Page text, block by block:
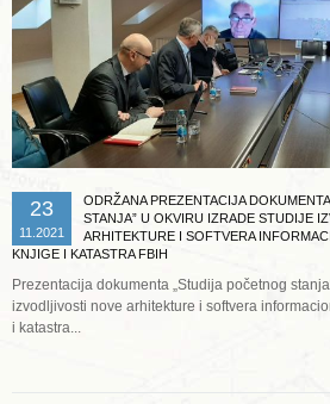
23
11.2021
ODRŽANA PREZENTACIJA
STANJA” U OKVIRU IZRADE STUDIJE
ARHITEKTURE I SOFTVERA
KNJIGE I KATASTRA FBIH
Prezentacija dokumenta „Studija početnog
izvodljivosti nove arhitekture i softvera
i katastra...